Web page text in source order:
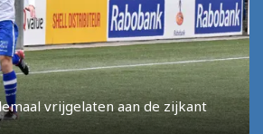
vrijgelaten aan de zijkant